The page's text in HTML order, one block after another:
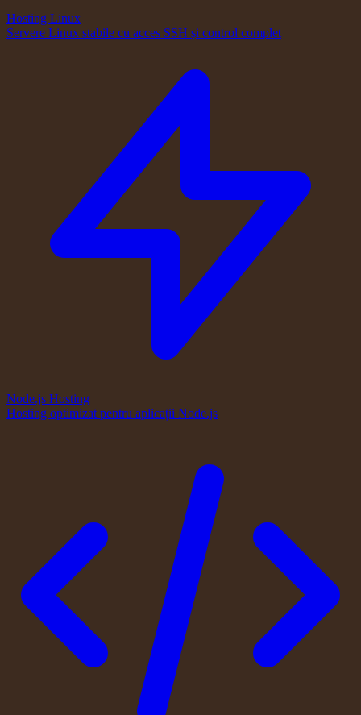
Hosting Linux
Servere Linux stabile cu acces SSH și control complet
Node.js Hosting
Hosting optimizat pentru aplicații Node.js